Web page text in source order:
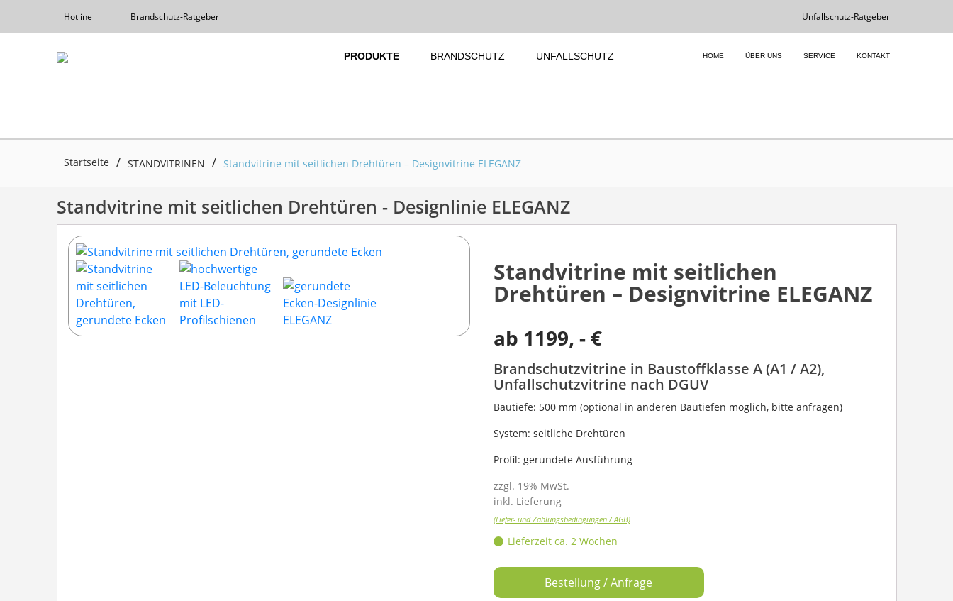
Hotline Brandschutz-Ratgeber Unfallschutz-Ratgeber
PRODUKTE BRANDSCHUTZ UNFALLSCHUTZ HOME ÜBER UNS SERVICE KONTAKT
Startseite STANDVITRINEN Standvitrine mit seitlichen Drehtüren – Designvitrine ELEGANZ
Standvitrine mit seitlichen Drehtüren - Designlinie ELEGANZ
Standvitrine mit seitlichen
Drehtüren – Designvitrine ELEGANZ
ab 1199, - €
Brandschutzvitrine in Baustoffklasse A (A1 / A2),
Unfallschutzvitrine nach DGUV
Bautiefe: 500 mm (optional in anderen Bautiefen möglich, bitte anfragen)
System: seitliche Drehtüren
Profil: gerundete Ausführung
zzgl. 19% MwSt.
inkl. Lieferung
(Liefer- und Zahlungsbedingungen / AGB)
Lieferzeit ca. 2 Wochen
Bestellung / Anfrage